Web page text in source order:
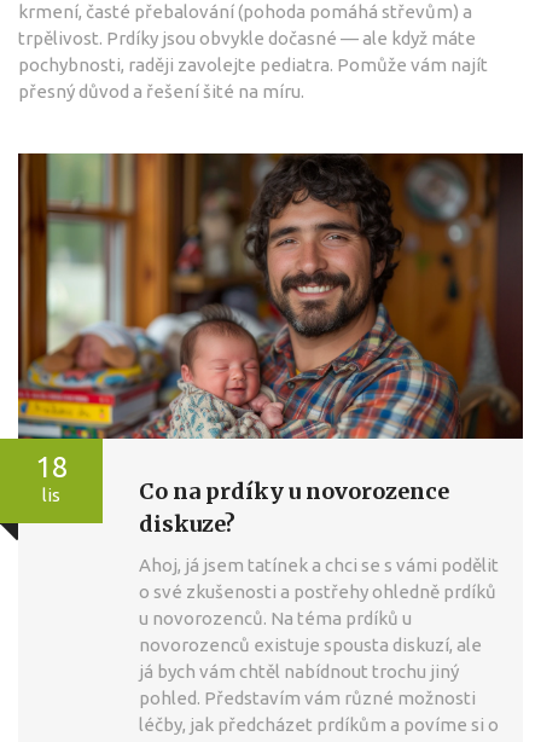
krmení, časté přebalování (pohoda pomáhá střevům) a
trpělivost. Prdíky jsou obvykle dočasné — ale když máte
pochybnosti, raději zavolejte pediatra. Pomůže vám najít
přesný důvod a řešení šité na míru.
18
lis
Co na prdíky u novorozence
diskuze?
Ahoj, já jsem tatínek a chci se s vámi podělit
o své zkušenosti a postřehy ohledně prdíků
u novorozenců. Na téma prdíků u
novorozenců existuje spousta diskuzí, ale
já bych vám chtěl nabídnout trochu jiný
pohled. Představím vám různé možnosti
léčby, jak předcházet prdíkům a povíme si o